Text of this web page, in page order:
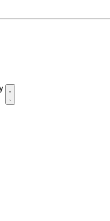
Открыть меню